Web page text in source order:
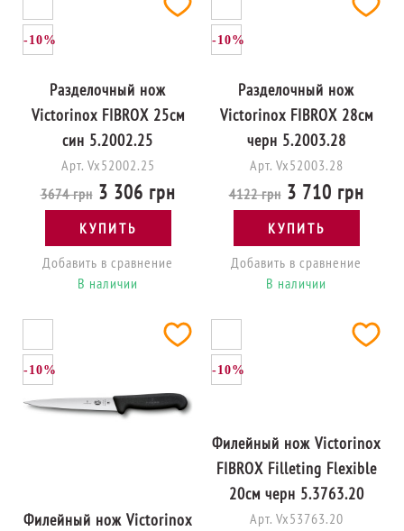
-10%
Разделочный нож
Victorinox FIBROX 25см
син 5.2002.25
Арт. Vx52002.25
3674 грн3 306 грн
КУПИТЬ
Добавить в сравнение
В наличии
-10%
Разделочный нож
Victorinox FIBROX 28см
черн 5.2003.28
Арт. Vx52003.28
4122 грн3 710 грн
КУПИТЬ
Добавить в сравнение
В наличии
-10%
Филейный нож Victorinox
-10%
Филейный нож Victorinox
FIBROX Filleting Flexible
20см черн 5.3763.20
Арт. Vx53763.20